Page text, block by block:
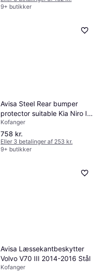
9+ butikker
Avisa Steel Rear bumper
protector suitable Kia Niro II
II
Kofanger
758 kr.
Eller 3 betalinger af 253 kr.
9+ butikker
Avisa Læssekantbeskytter
Volvo V70 III 2014-2016 Stål
Kofanger